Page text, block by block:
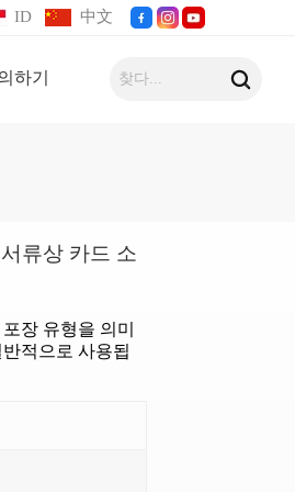
ID 中文
하기
류상 카드 소
장 유형을 의미
적으로 사용됩